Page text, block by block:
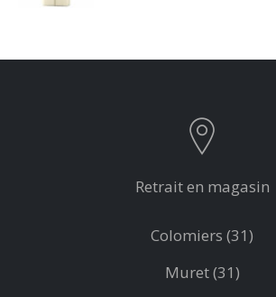
Retrait en magasin
Colomiers (31)
Muret (31)